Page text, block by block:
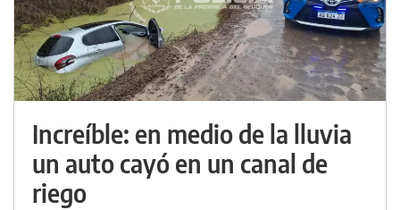
Increíble: en medio de la lluvia
un auto cayó en un canal de
riego